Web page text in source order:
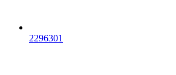
2296301